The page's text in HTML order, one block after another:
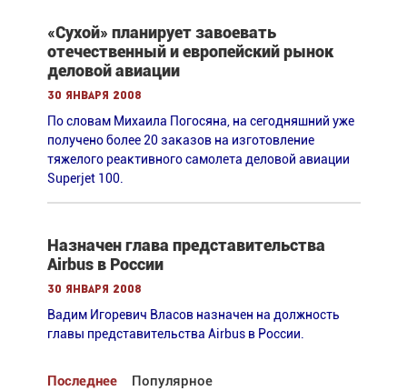
«Сухой» планирует завоевать
отечественный и европейский рынок
деловой авиации
30 января 2008
По словам Михаила Погосяна, на сегодняшний уже
получено более 20 заказов на изготовление
тяжелого реактивного самолета деловой авиации
Superjet 100.
Назначен глава представительства
Airbus в России
30 января 2008
Вадим Игоревич Власов назначен на должность
главы представительства Airbus в России.
Последнее Популярное